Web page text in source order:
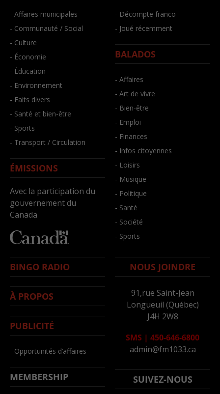
- Affaires municipales
- Communauté / Social
- Culture
- Économie
- Éducation
- Environnement
- Faits divers
- Santé et bien-être
- Sports
- Transport / Circulation
ÉMISSIONS
Avec la participation du
gouvernement du
Canada
- Décompte franco
- Joué récemment
BALADOS
- Affaires
- Art de vivre
- Bien-être
- Emploi
- Finances
- Infos citoyennes
- Loisirs
- Musique
- Politique
- Santé
- Société
- Sports
BINGO RADIO
À PROPOS
PUBLICITÉ
- Opportunités d’affaires
MEMBERSHIP
NOUS JOINDRE
91,rue Saint-Jean
Longueuil (Québec)
J4H 2W8
SMS | 450-646-6800
admin@fm1033.ca
SUIVEZ-NOUS